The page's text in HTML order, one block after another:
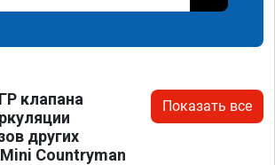
клапана
других
Countryman
Показать все